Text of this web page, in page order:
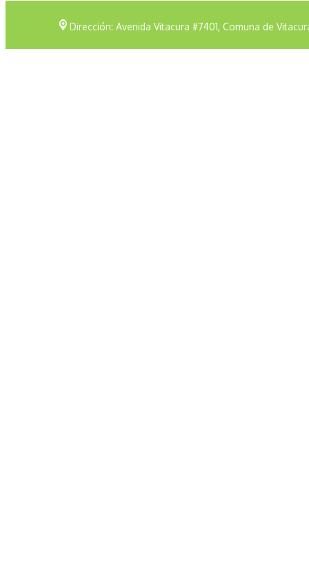
Dirección: Avenida Vitacura #7401, Comuna de